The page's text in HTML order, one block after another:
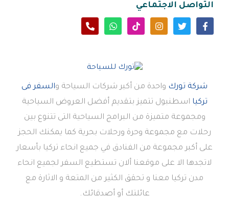
التواصل الاجتماعي
شركة تورك واحدة من أكبر شركات السياحة والسفر فى
تركيا اسطنبول تتميز بتقديم أفضل العروض السياحية
ومجموعة متميزة من البرامج السياحية التى تتنوع بين
رحلات مع مجموعة وحرة ورحلات بحرية كما يمكنك الحجز
على أكبر مجموعة من الفنادق في جميع انحاء تركيا بأسعار
لاتجدها الا على موقعنا ألان تستطيع السفر لجميع انحاء
مدن تركيا معنا و تحقق الكثير من المتعة و الاثارة مع
عائلتك أو أصدقائك.